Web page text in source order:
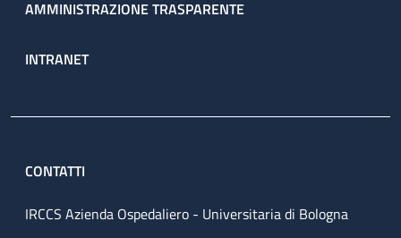
AMMINISTRAZIONE TRASPARENTE
INTRANET
CONTATTI
IRCCS Azienda Ospedaliero - Universitaria di Bologna